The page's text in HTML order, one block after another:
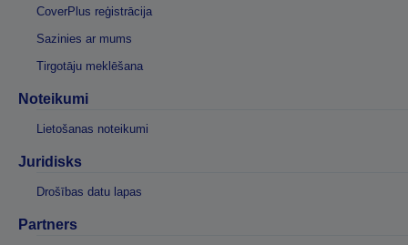
CoverPlus reģistrācija
Sazinies ar mums
Tirgotāju meklēšana
Noteikumi
Lietošanas noteikumi
Juridisks
Drošības datu lapas
Partners